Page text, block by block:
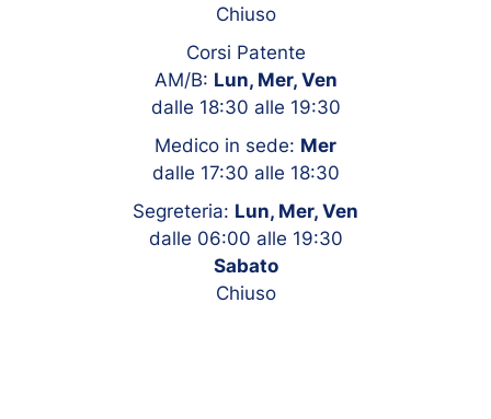
Chiuso
Corsi Patente
AM/B: Lun, Mer, Ven
dalle 18:30 alle 19:30
Medico in sede: Mer
dalle 17:30 alle 18:30
Segreteria: Lun, Mer, Ven
dalle 06:00 alle 19:30
Sabato
Chiuso